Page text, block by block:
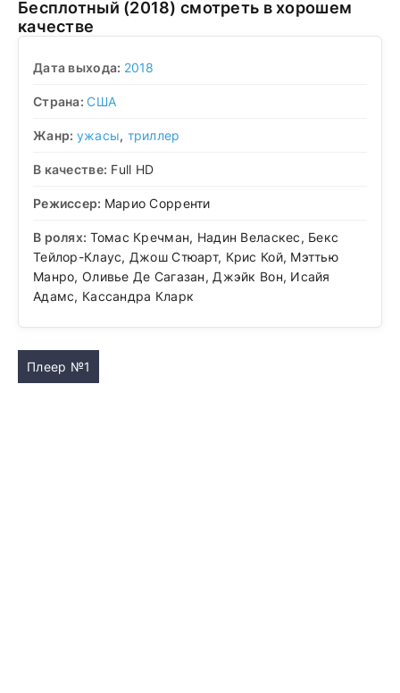
Бесплотный (2018) смотреть в хорошем
качестве
Дата выхода: 2018
Страна:США
Жанр: ужасы, триллер
В качестве: Full HD
Режиссер: Марио Сорренти
В ролях: Томас Кречман, Надин Веласкес, Бекс
Тейлор-Клаус, Джош Стюарт, Крис Кой, Мэттью
Манро, Оливье Де Сагазан, Джэйк Вон, Исайя
Адамс, Кассандра Кларк
Плеер №1